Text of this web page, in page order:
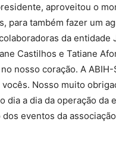
aproveitou o
para também fazer um
da entidade
Castilhos e Tatiane
nosso coração. A ABIH-
vocês. Nosso muito
dia a dia da operação da
eventos da